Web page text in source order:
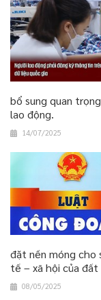
bổ sung quan
lao động.
14/07/2025
đặt nền móng
tế – xã hội của
08/05/2025